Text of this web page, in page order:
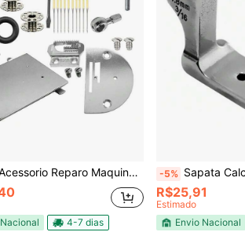
Reparo Maquina Costura Reta Pretinha 15c 15-88
4-7 dias
-5% Sapata Calcador Fazer
R$25,91
Estimado
Envio Nacional